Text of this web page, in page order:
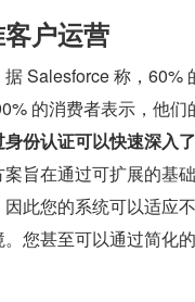
户运营
Salesforce 称，60%
的消费者表示，他
份认证可以快速深入
旨在通过可扩展的基
此您的系统可以适应
您甚至可以通过简化